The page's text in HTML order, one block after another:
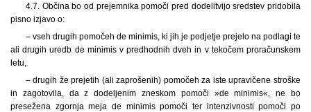
4.7. Občina bo od prejemnika pomoči pred dodelitvijo sredstev pridobila
pisno izjavo o:
– vseh drugih pomočeh de minimis, ki jih je podjetje prejelo na podlagi te
ali drugih uredb de minimis v predhodnih dveh in v tekočem proračunskem
letu,
– drugih že prejetih (ali zaprošenih) pomočeh za iste upravičene stroške
in zagotovila, da z dodeljenim zneskom pomoči »de minimis«, ne bo
presežena zgornja meja de minimis pomoči ter intenzivnosti pomoči po